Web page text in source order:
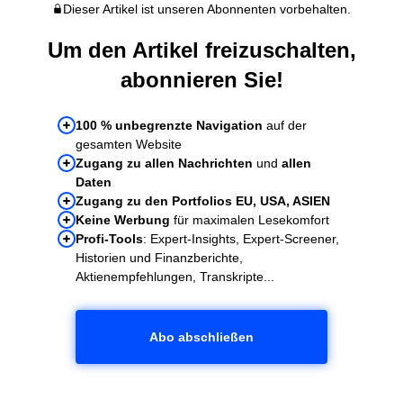
Dieser Artikel ist unseren Abonnenten vorbehalten.
Um den Artikel freizuschalten,
abonnieren Sie!
100 % unbegrenzte Navigation auf der
gesamten Website
Zugang zu allen Nachrichten und allen
Daten
Zugang zu den Portfolios EU, USA, ASIEN
Keine Werbung für maximalen Lesekomfort
Profi-Tools: Expert-Insights, Expert-Screener,
Historien und Finanzberichte,
Aktienempfehlungen, Transkripte...
Abo abschließen